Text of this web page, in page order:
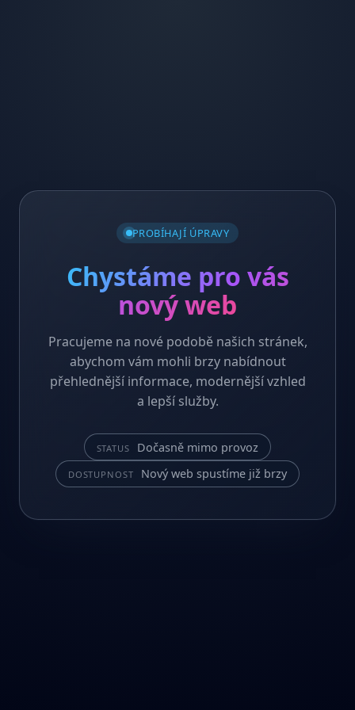
PROBÍHAJÍ ÚPRAVY
Chystáme pro vás
nový web
Pracujeme na nové podobě našich stránek,
abychom vám mohli brzy nabídnout
přehlednější informace, modernější vzhled
a lepší služby.
STATUS Dočasně mimo provoz
DOSTUPNOST Nový web spustíme již brzy